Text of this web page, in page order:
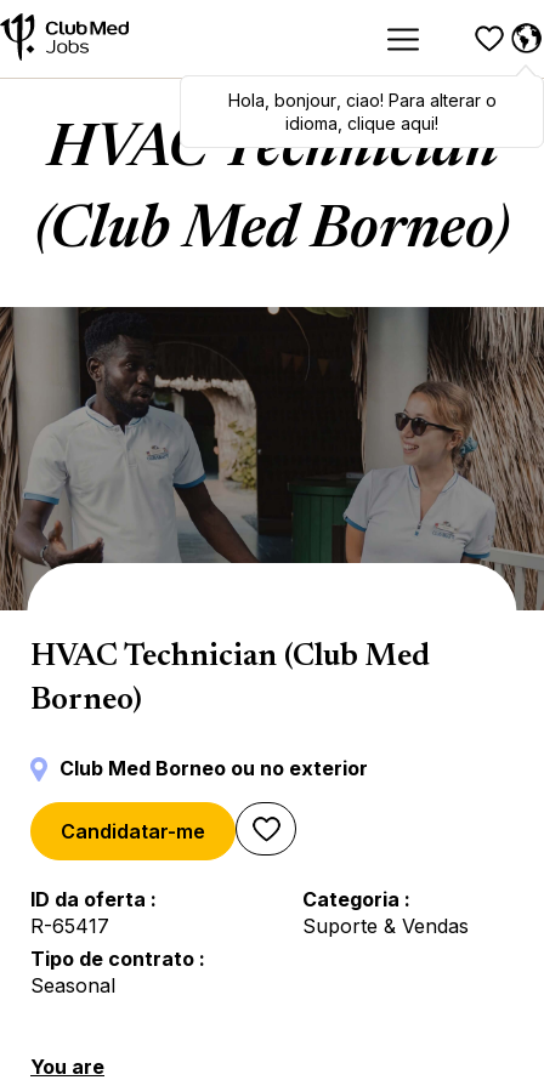
Hola,bonjour,ciao! To switch
languages, click here!
Hola bonjour, ciao! Para alterar o
idioma, clique aqui!
HVAC Technician
(Club Med Borneo)
Servicios técnicos
HVAC Technician (Club Med
Borneo)
Club Med Borneo ou no exterior
Candidatar-me
ID da oferta
R-65417
Categoria
Suporte & Vendas
Tipo de contrato
Seasonal
You are